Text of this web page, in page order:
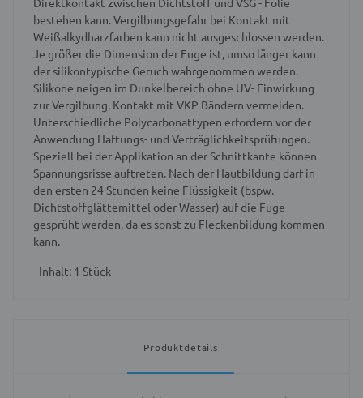
bestehen kann. Vergilbungsgefahr bei Kontakt mit
Weißalkydharzfarben kann nicht ausgeschlossen werden.
Je größer die Dimension der Fuge ist, umso länger kann
der silikontypische Geruch wahrgenommen werden.
Silikone neigen im Dunkelbereich ohne UV- Einwirkung
zur Vergilbung. Kontakt mit VKP Bändern vermeiden.
Unterschiedliche Polycarbonattypen erfordern vor der
Anwendung Haftungs- und Verträglichkeitsprüfungen.
Speziell bei der Applikation an der Schnittkante können
Spannungsrisse auftreten. Nach der Hautbildung darf in
den ersten 24 Stunden keine Flüssigkeit (bspw.
Dichtstoffglättemittel oder Wasser) auf die Fuge
gesprüht werden, da es sonst zu Fleckenbildung kommen
kann.
- Inhalt: 1 Stück
Produktdetails